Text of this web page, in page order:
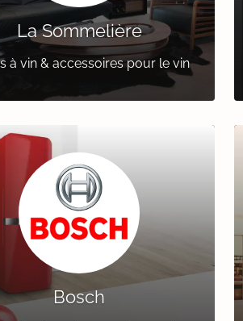
La Sommelière
à vin & accessoires pour le vin
Bosch